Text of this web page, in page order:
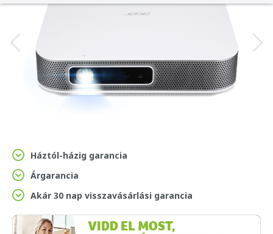
Háztól-házig garancia
Árgarancia
Akár 30 nap visszavásárlási garancia